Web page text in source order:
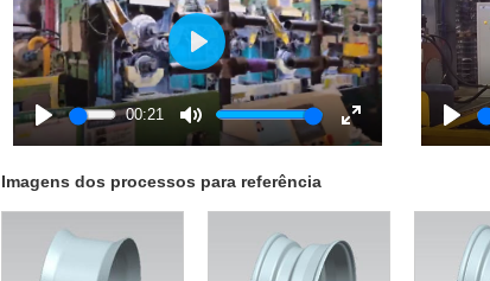
00:21
Mute
Enter
Play
Imagens dos processos para referência